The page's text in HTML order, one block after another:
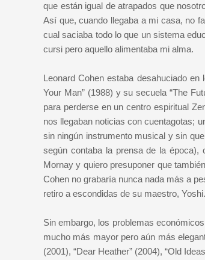
que están igual de atrapados que
Así que, cuando llegaba a mi casa, no
cual saciaba todo lo que un sistema
cursi pero aquello alimentaba mi alma.
Leonard Cohen estaba desahuciado
Your Man” (1988) y su secuela “The
para perderse en un centro espiritual
nos llegaban noticias con cuentagotas;
sin ningún instrumento musical y sin
según contaba la prensa de la
Mornay y quiero presuponer que
Cohen no grabaría nunca nada más a
retiro a escondidas de su maestro, Yoshi.
Sin embargo, los problemas
mucho más mayor pero aún más
(2001), “Dear Heather” (2004), “Old